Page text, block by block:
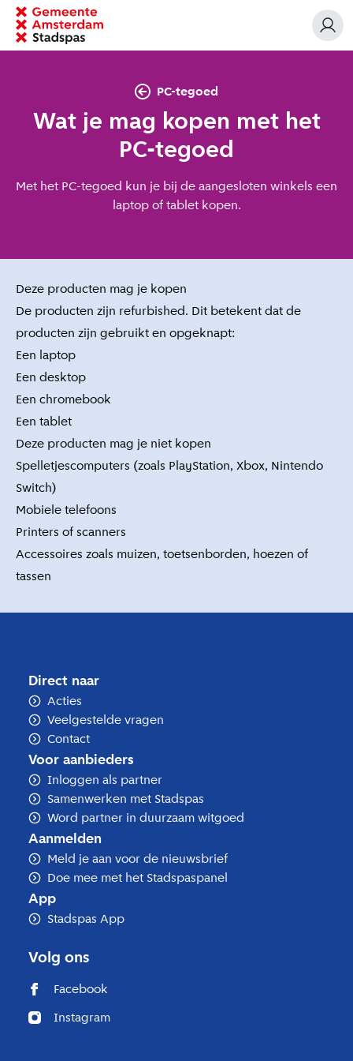
PC-tegoed
Wat je mag kopen met het
PC-tegoed
Met het PC-tegoed kun je bij de aangesloten winkels een
laptop of tablet kopen.
Deze producten mag je kopen
De producten zijn refurbished. Dit betekent dat de
producten zijn gebruikt en opgeknapt:
Een laptop
Een desktop
Een chromebook
Een tablet
Deze producten mag je niet kopen
Spelletjescomputers (zoals PlayStation, Xbox, Nintendo
Switch)
Mobiele telefoons
Printers of scanners
Accessoires zoals muizen, toetsenborden, hoezen of
tassen
Direct naar
Acties
Veelgestelde vragen
Contact
Voor aanbieders
Inloggen als partner
Samenwerken met Stadspas
Word partner in duurzaam witgoed
Aanmelden
Meld je aan voor de nieuwsbrief
Doe mee met het Stadspaspanel
App
Stadspas App
Volg ons
Facebook
Instagram